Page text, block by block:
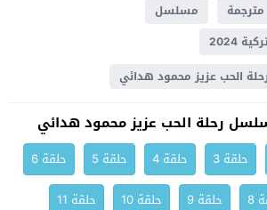
مترجمة
مسلسل
2024
الحب عزيز محمود هدائي
رحلة الحب عزيز محمود هدائي
حلقة 3 حلقة 4 حلقة 5
حلقة 6
8 حلقة 9 حلقة 10
حلقة 11